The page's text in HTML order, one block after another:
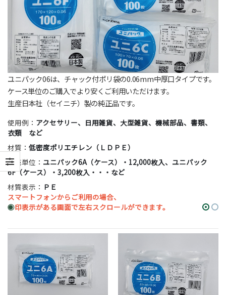
ユニパック06は、チャック付ポリ袋の0.06mm中厚口タイプです。
ケース単位のご購入でより安くご利用いただけます。
生産日本社（セイニチ）製の純正品です。
使用例： アクセサリー、日用雑貨、大型雑貨、機械部品、書類、
衣類 など
材質：低密度ポリエチレン（ＬＤＰＥ）
販売単位： ユニパック6A（ケース）・12,000枚入、ユニパック
6F（ケース）・3,200枚入・・・など
材質表示： ＰＥ
スマートフォンからご利用の場合、
◉印表示がある画面で左右スクロールができます。